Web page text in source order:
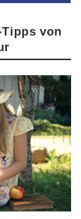
Tipps von